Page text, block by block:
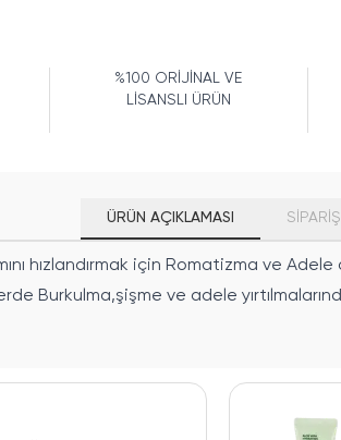
%100 ORİJİNAL VE
LİSANSLI ÜRÜN
ÜRÜN AÇIKLAMASI
hızlandırmak için Romatizma ve
Burkulma,şişme ve adele